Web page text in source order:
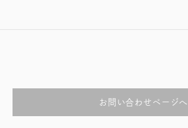
お問い合わせページへ